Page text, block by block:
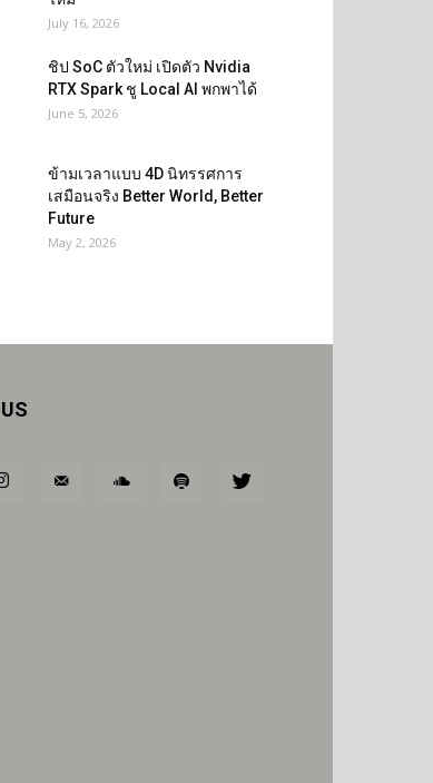
July 16, 2026
ชิป SoC ตัวใหม่ เปิดตัว Nvidia
RTX Spark ชู Local AI พกพาได้
June 5, 2026
ข้ามเวลาแบบ 4D นิทรรศการ
เสมือนจริง Better World, Better
Future
May 2, 2026